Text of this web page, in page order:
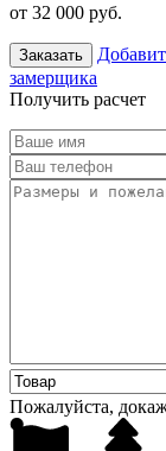
от 32 000 руб.
Заказать
замерщика
Получить расчет
Пожалуйста,